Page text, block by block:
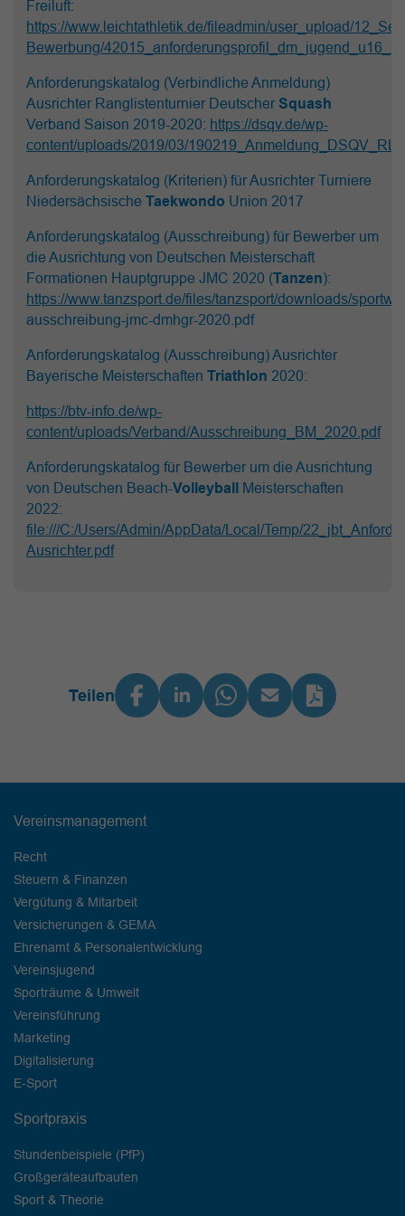
Freiluft:
https://www.leichtathletik.de/fileadmin/user_upload/
Bewerbung/
Anforderungskatalog (Verbindliche Anmeldung)
Ausrichter Ranglistenturnier DeutscherSquash
Verband Saison 2019-2020: https://dsqv.de/wp-
content/uploads/2019/03/
Anforderungskatalog (Kriterien) für Ausrichter Turniere
Niedersächsische Taekwondo Union 2017
Anforderungskatalog (Ausschreibung) für Bewerber um
die Ausrichtung von Deutschen Meisterschaft
Formationen Hauptgruppe JMC 2020 (Tanzen):
https://www.tanzsport.de/files/tanzsport/downloads/
ausschreibung-jmc-dmhgr-2020.pdf
Anforderungskatalog (Ausschreibung) Ausrichter
Bayerische Meisterschaften Triathlon 2020:
https://btv-info.de/wp-
content/uploads/Verband/Ausschreibung_BM_2020.pdf
Anforderungskatalog für Bewerber um die Ausrichtung
von Deutschen Beach-Volleyball
Meisterschaften
2022:
file:///C:/Users/Admin/AppData/Local/Temp/
Ausrichter.pdf
Teilen
Vereinsmanagement
Recht
Steuern & Finanzen
Vergütung & Mitarbeit
Versicherungen & GEMA
Ehrenamt & Personalentwicklung
Vereinsjugend
Sporträume & Umwelt
Vereinsführung
Marketing
Digitalisierung
E-Sport
Sportpraxis
Stundenbeispiele (PfP)
Großgeräteaufbauten
Sport & Theorie